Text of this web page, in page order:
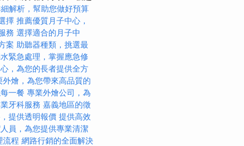
解析，幫助您做好預算
擇 推薦優質月子中心，
務 選擇適合的月子中
案 助聽器種類，挑選最
緊急處理，掌握應急修
，為您的長者提供全方
外燴，為您帶來高品質的
一餐 專業外燴公司，為
牙科服務 嘉義地區的徵
提供透明報價 提供高效
員，為您提供專業清潔
流程 網路行銷的全面解決